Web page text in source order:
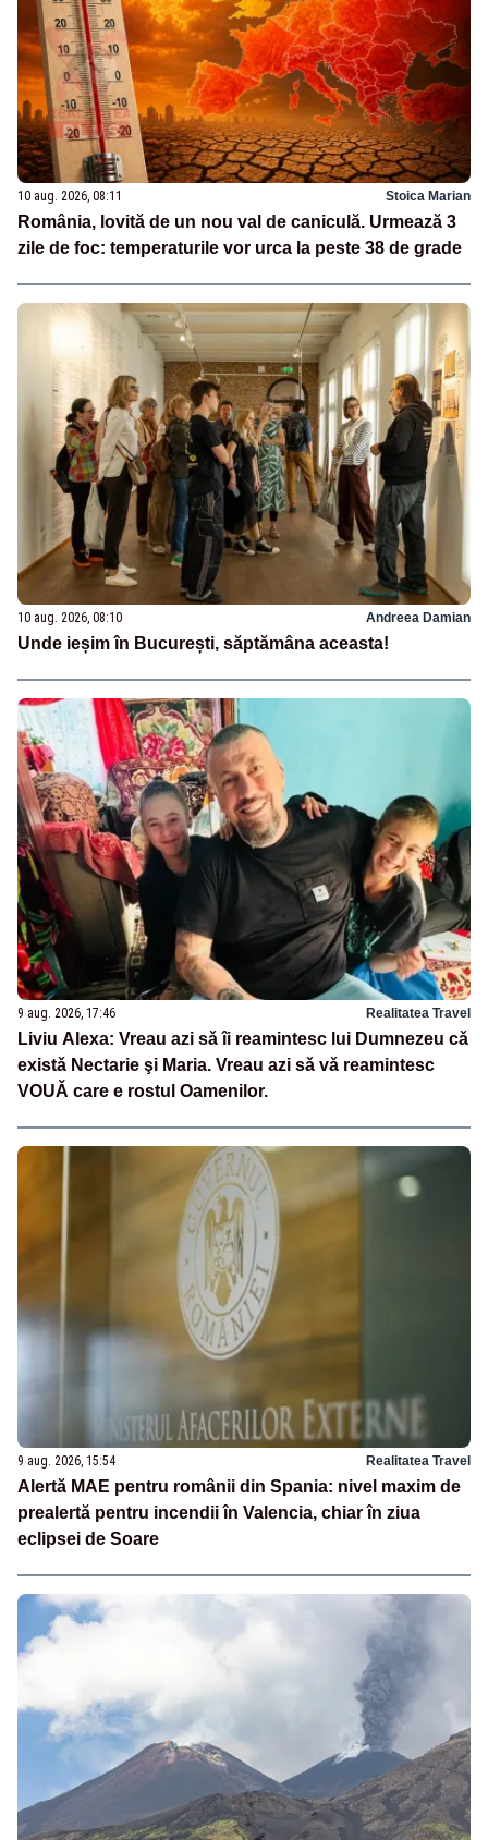
10 aug. 2026, 08:11 Stoica Marian
România, lovită de un nou val de caniculă. Urmează 3
zile de foc: temperaturile vor urca la peste 38 de grade
10 aug. 2026, 08:10 Andreea Damian
Unde ieșim în București, săptămâna aceasta!
9 aug. 2026, 17:46 Realitatea Travel
Liviu Alexa: Vreau azi sǎ îi reamintesc lui Dumnezeu cǎ
existǎ Nectarie şi Maria. Vreau azi sǎ vǎ reamintesc
VOUǍ care e rostul Oamenilor.
9 aug. 2026, 15:54 Realitatea Travel
Alertă MAE pentru românii din Spania: nivel maxim de
prealertă pentru incendii în Valencia, chiar în ziua
eclipsei de Soare